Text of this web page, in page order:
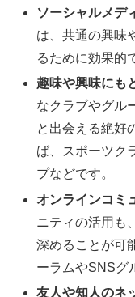
ソーシャルメデ
は、共通の興味
るために効果的
趣味や興味にも
なクラブやグル
と出会える絶好
ば、スポーツク
プなどです。
オンラインコミ
ニティの活用も
深めることが可
ーラムやSNSグ
友人や知人のネ